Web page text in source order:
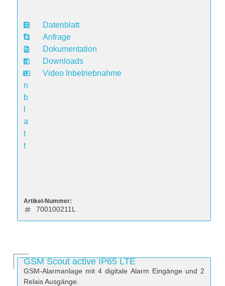
D
a
t
e
n
b
a
t
t
Datenblatt
Anfrage
Dokumentation
Downloads
Video Inbetriebnahme
Artikel-Nummer:
700100211L
GSM Scout active IP65 LTE
GSM-Alarmanlage mit 4 digitale Alarm Eingänge und 2
Relais Ausgänge.